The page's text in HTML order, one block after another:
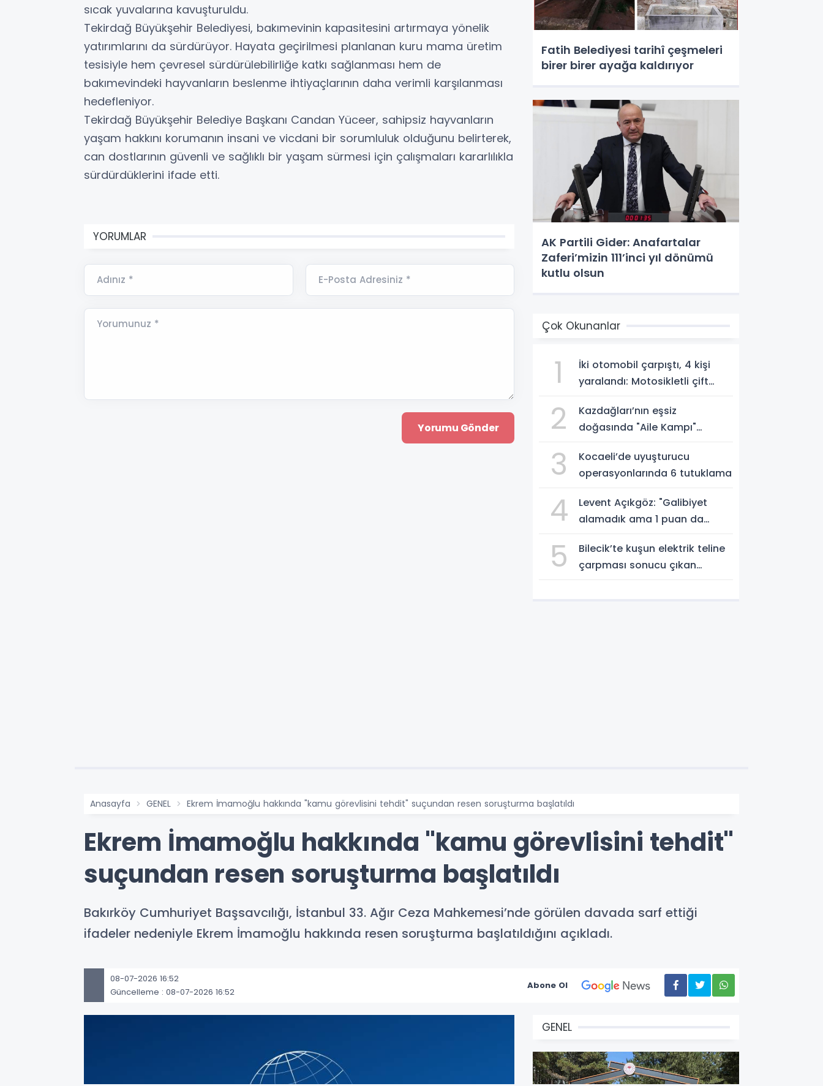
sıcak yuvalarına kavuşturuldu.
Tekirdağ Büyükşehir Belediyesi, bakımevinin kapasitesini artırmaya yönelik
yatırımlarını da sürdürüyor. Hayata geçirilmesi planlanan kuru mama üretim
tesisiyle hem çevresel sürdürülebilirliğe katkı sağlanması hem de
bakımevindeki hayvanların beslenme ihtiyaçlarının daha verimli karşılanması
hedefleniyor.
Tekirdağ Büyükşehir Belediye Başkanı Candan Yüceer, sahipsiz hayvanların
yaşam hakkını korumanın insani ve vicdani bir sorumluluk olduğunu belirterek,
can dostlarının güvenli ve sağlıklı bir yaşam sürmesi için çalışmaları kararlılıkla
sürdürdüklerini ifade etti.
YORUMLAR
Adınız * E-Posta Adresiniz *
Yorumunuz *
Fatih Belediyesi tarihî çeşmeleri
birer birer ayağa kaldırıyor
AK Partili Gider: Anafartalar
Zaferi’mizin 111’inci yıl dönümü
kutlu olsun
Çok Okunanlar
1
İki otomobil çarpıştı, 4 kişi
yaralandı: Motosikletli çift
2
Kazdağları’nın eşsiz
doğasında "Aile Kampı"
3
Kocaeli’de uyuşturucu
operasyonlarında 6 tutuklama
4
Levent Açıkgöz: "Galibiyet
alamadık ama 1 puan da
5
Bilecik’te kuşun elektrik teline
çarpması sonucu çıkan
Anasayfa GENEL Ekrem İmamoğlu hakkında "kamu görevlisini tehdit" suçundan resen soruşturma başlatıldı
Ekrem İmamoğlu hakkında "kamu görevlisini tehdit"
suçundan resen soruşturma başlatıldı
Bakırköy Cumhuriyet Başsavcılığı, İstanbul 33. Ağır Ceza Mahkemesi’nde görülen davada sarf ettiği
ifadeler nedeniyle Ekrem İmamoğlu hakkında resen soruşturma başlatıldığını açıkladı.
08-07-2026 16:52
Güncelleme : 08-07-2026 16:52
Abone Ol
GENEL